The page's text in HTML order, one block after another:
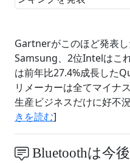
Gartnerがこのほど発表
Samsung、2位Intelはこ
は前年比27.4%成長した
リメーカーは全てマイナ
生産ビジネスだけに好不
きを読む]
Bluetoothは今